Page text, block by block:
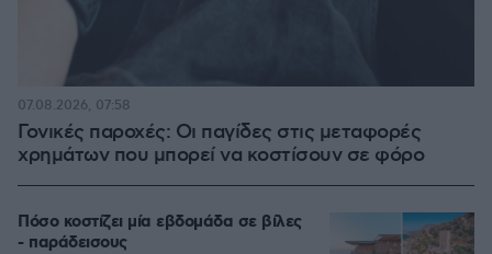
Γονικές παροχές: Οι παγίδες στις μεταφορές
χρημάτων που μπορεί να κοστίσουν σε φόρο
07.08.2026, 07:58
Πόσο κοστίζει μία εβδομάδα σε βίλες
- παράδεισους